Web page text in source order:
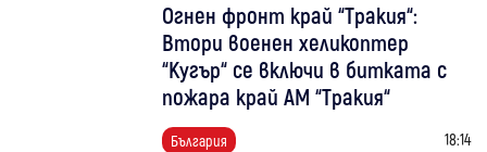
Огнен фронт край “Тракия“:
Втори военен хеликоптер
“Кугър“ се включи в битката с
пожара край АМ “Тракия“
България 18:14